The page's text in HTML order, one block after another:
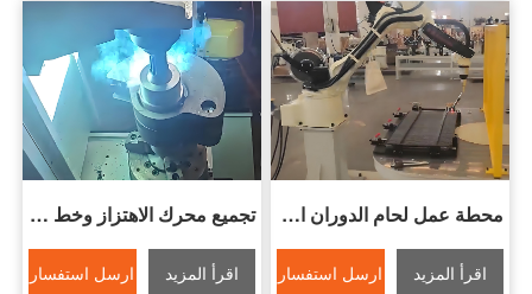
محطة عمل لحام الدوران الأفقي
اقرأ المزيد ارسل استفسار
تجميع محرك الاهتزاز وخط إنتاج اللحام
اقرأ المزيد ارسل استفسار